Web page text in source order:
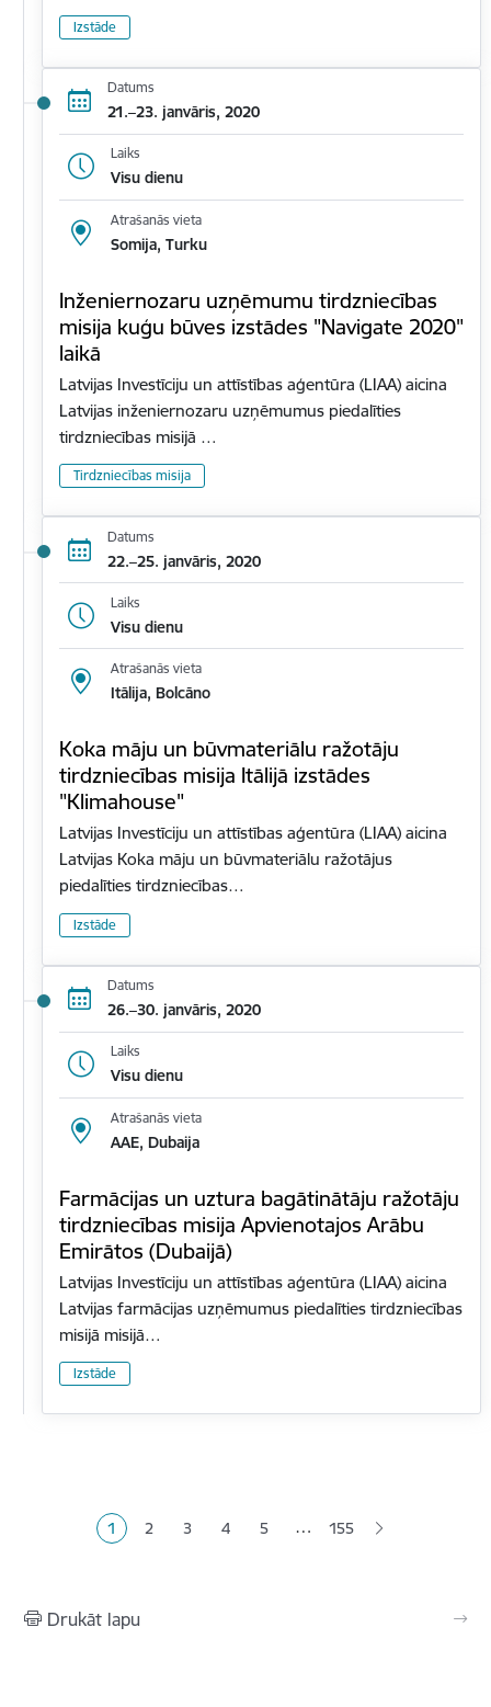
Izstāde
Datums
21.–23. janvāris, 2020
Laiks
Visu dienu
Atrašanās vieta
Somija, Turku
Inženiernozaru uzņēmumu tirdzniecības
misija kuģu būves izstādes "Navigate 2020"
laikā
Latvijas Investīciju un attīstības aģentūra (LIAA) aicina
Latvijas inženiernozaru uzņēmumus piedalīties
tirdzniecības misijā …
Tirdzniecības misija
Datums
22.–25. janvāris, 2020
Laiks
Visu dienu
Atrašanās vieta
Itālija, Bolcāno
Koka māju un būvmateriālu ražotāju
tirdzniecības misija Itālijā izstādes
"Klimahouse"
Latvijas Investīciju un attīstības aģentūra (LIAA) aicina
Latvijas Koka māju un būvmateriālu ražotājus
piedalīties tirdzniecības…
Izstāde
Datums
26.–30. janvāris, 2020
Laiks
Visu dienu
Atrašanās vieta
AAE, Dubaija
Farmācijas un uztura bagātinātāju ražotāju
tirdzniecības misija Apvienotajos Arābu
Emirātos (Dubaijā)
Latvijas Investīciju un attīstības aģentūra (LIAA) aicina
Latvijas farmācijas uzņēmumus piedalīties tirdzniecības
misijā misijā…
Izstāde
Pašreizējā lapa
1 Lapa
2 Lapa
3 Lapa
4 Lapa
5 … 155
Drukāt lapu